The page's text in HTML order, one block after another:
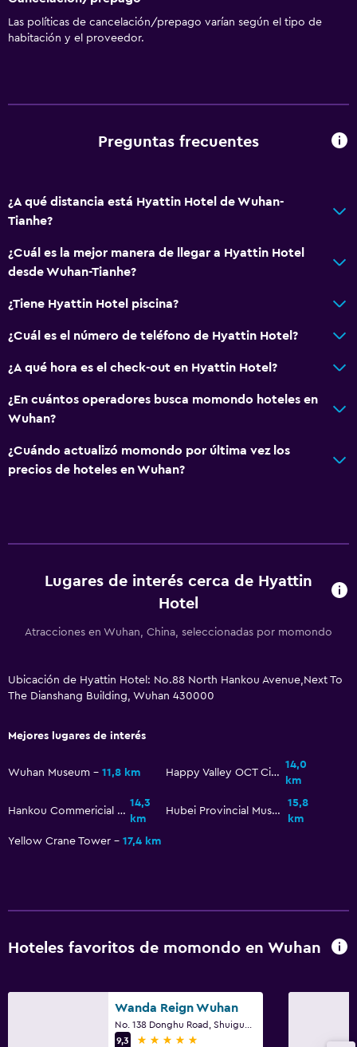
Las políticas de cancelación/prepago varían según el tipo de
habitación y el proveedor.
Preguntas frecuentes
¿A qué distancia está Hyattin Hotel de Wuhan-
Tianhe?
¿Cuál es la mejor manera de llegar a Hyattin Hotel
desde Wuhan-Tianhe?
¿Tiene Hyattin Hotel piscina?
¿Cuál es el número de teléfono de Hyattin Hotel?
¿A qué hora es el check-out en Hyattin Hotel?
¿En cuántos operadores busca momondo hoteles en
Wuhan?
¿Cuándo actualizó momondo por última vez los
precios de hoteles en Wuhan?
Lugares de interés cerca de Hyattin
Hotel
Atracciones en Wuhan, China, seleccionadas por momondo
Ubicación de Hyattin Hotel: No.88 North Hankou Avenue,Next To
The Dianshang Building, Wuhan 430000
Mejores lugares de interés
Wuhan Museum 11,8 km Happy Valley OCT City
14,0
km
Hankou Commericial and Financial Area
14,3
km
Hubei Provincial Museum
15,8
km
Yellow Crane Tower
17,4 km
Hoteles favoritos de momondo en Wuhan
Wanda Reign Wuhan
9,3
5 estrellas